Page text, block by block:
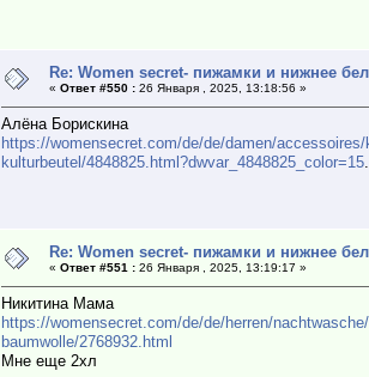
Re: Women secret- пижамки и нижнее
« Ответ #550 :26 Января , 2025, 13:18:56 »
Алёна Борискина
https://womensecret.com/de/de/damen/
kulturbeutel/4848825.html?dwvar_4848825_color=15
Re: Women secret- пижамки и нижнее
« Ответ #551 :26 Января , 2025, 13:19:17 »
Никитина Мама
https://womensecret.com/de/de/herren/
baumwolle/2768932.html
Мне еще 2хл